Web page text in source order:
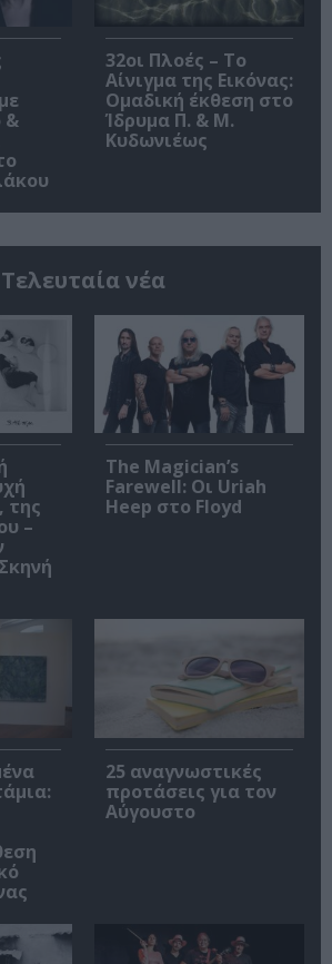
&
32οι Πλοές – Το
Αίνιγμα της Εικόνας:
Ομαδική έκθεση στο
Ίδρυμα Π. & Μ.
Κυδωνιέως
Τελευταία νέα
της
–
The Magician’s
Farewell: Οι Uriah
Heep στο Floyd
25 αναγνωστικές
προτάσεις για τον
Αύγουστο